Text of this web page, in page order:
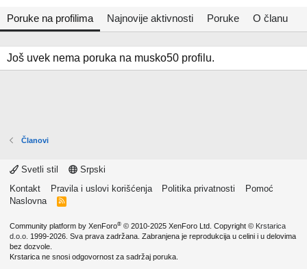
Poruke na profilima Najnovije aktivnosti Poruke O članu
Još uvek nema poruka na musko50 profilu.
Članovi
Svetli stil
Srpski
Kontakt
Pravila i uslovi korišćenja Politika privatnosti
Pomoć
Naslovna
R
Community platform by XenForo® © 2010-2025 XenForo Ltd. Copyright © Krstarica
d.o.o. 1999-2026. Sva prava zadržana. Zabranjena je reprodukcija u celini i u delovima
bez dozvole.
Krstarica ne snosi odgovornost za sadržaj poruka.